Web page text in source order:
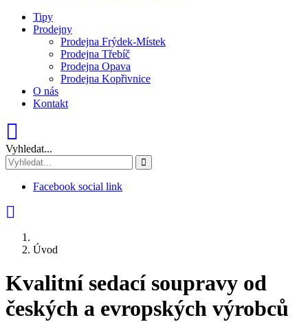
Tipy
Prodejny
Prodejna Frýdek-Místek
Prodejna Třebíč
Prodejna Opava
Prodejna Kopřivnice
O nás
Kontakt
Vyhledat...
Facebook social link
Úvod
Kvalitní sedací soupravy od
českých a evropských výrobců